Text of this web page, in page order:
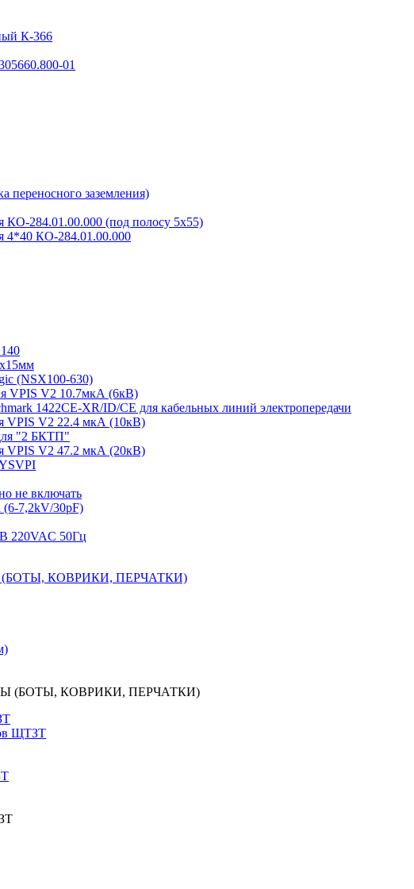
К-366
01
переносного заземления)
КО-284.01.00.000 (под полосу 5х55)
4*40 КО-284.01.00.000
(NSX100-630)
VPIS V2 10.7мкА (6кВ)
1422CE-XR/ID/CE для кабельных линий электропередачи
VPIS V2 22.4 мкА (10кВ)
"2 БКТП"
VPIS V2 47.2 мкА (20кВ)
не включать
(6-7,2kV/30pF)
220VAC 50Гц
КОВРИКИ, ПЕРЧАТКИ)
ЩТЗТ